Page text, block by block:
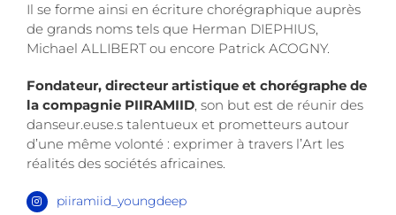
Il se forme ainsi en écriture chorégraphique auprès
de grands noms tels que Herman DIEPHIUS,
Michael ALLIBERT ou encore Patrick ACOGNY.
Fondateur, directeur artistique et chorégraphe de
la compagnie PIIRAMIID, son but est de réunir des
danseur.euse.s talentueux et prometteurs autour
d’une même volonté : exprimer à travers l’Art les
réalités des sociétés africaines.
piiramiid_youngdeep